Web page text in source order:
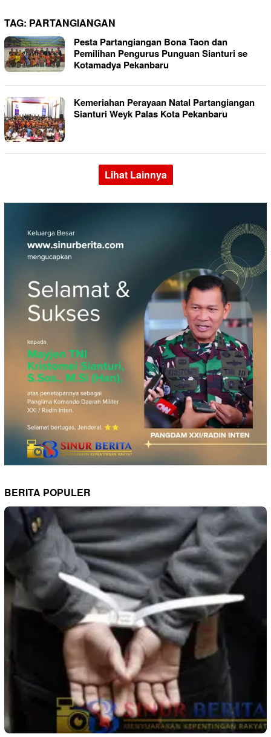
TAG: PARTANGIANGAN
Pesta Partangiangan Bona Taon dan
Pemilihan Pengurus Punguan Sianturi se
Kotamadya Pekanbaru
Kemeriahan Perayaan Natal Partangiangan
Sianturi Weyk Palas Kota Pekanbaru
Lihat Lainnya
BERITA POPULER